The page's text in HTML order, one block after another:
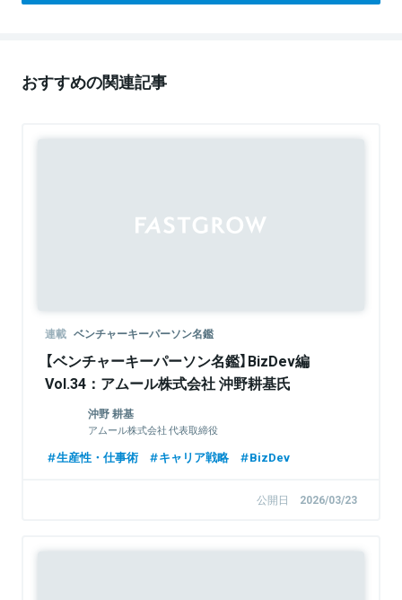
おすすめの関連記事
連載 ベンチャーキーパーソン名鑑
【ベンチャーキーパーソン名鑑】BizDev編
Vol.34：アムール株式会社 沖野耕基氏
沖野 耕基
アムール株式会社 代表取締役
生産性・仕事術 キャリア戦略 BizDev
公開日 2026/03/23